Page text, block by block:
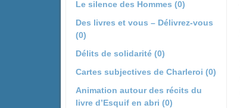
Le silence des Hommes (0)
Des livres et vous – Délivrez-vous
(0)
Délits de solidarité (0)
Cartes subjectives de Charleroi (0)
Animation autour des récits du
livre d’Esquif en abri (0)